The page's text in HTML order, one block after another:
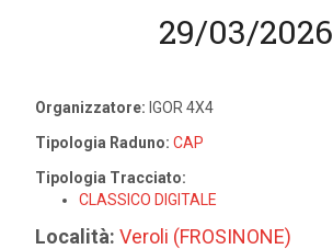
29/03/2026
Organizzatore: IGOR 4X4
Tipologia Raduno: CAP
Tipologia Tracciato:
CLASSICO DIGITALE
Località: Veroli (FROSINONE)